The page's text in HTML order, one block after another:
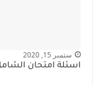
ستمبر 15, 2020
اسئلة امتحان الشامل